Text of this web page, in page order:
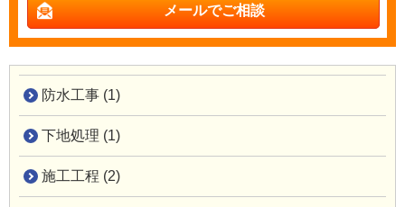
メールでご相談
防水工事 (1)
下地処理 (1)
施工工程 (2)